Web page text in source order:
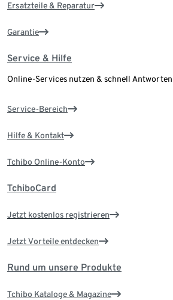
Ersatzteile & Reparatur
Garantie
Service & Hilfe
Online-Services nutzen & schnell
Service-Bereich
Hilfe & Kontakt
Tchibo Online-Konto
TchiboCard
Jetzt kostenlos registrieren
Jetzt Vorteile entdecken
Rund um unsere Produkte
Tchibo Kataloge & Magazine